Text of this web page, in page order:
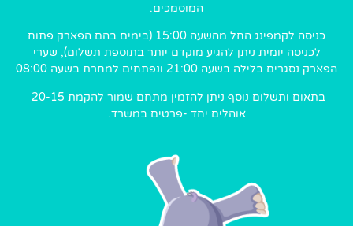
המוסמכים.
כניסה לקמפינג החל מהשעה 15:00 (בימים בהם הפארק פתוח
לכניסה יומית ניתן להגיע מוקדם יותר בתוספת תשלום), שערי
הפארק נסגרים בלילה בשעה 21:00 ונפתחים למחרת בשעה 08:00
בתאום ותשלום נוסף ניתן להזמין מתחם שמור להקמת 20-15
אוהלים יחד -פרטים במשרד.